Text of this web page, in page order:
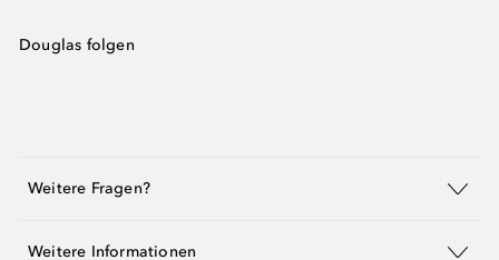
Douglas folgen
Weitere Fragen?
Weitere Informationen